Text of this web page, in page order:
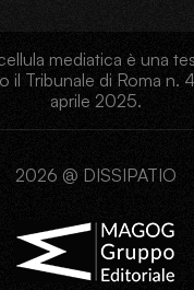
mediatica è una
il Tribunale di Roma
aprile 2025.
2026 @ DISSIPATIO